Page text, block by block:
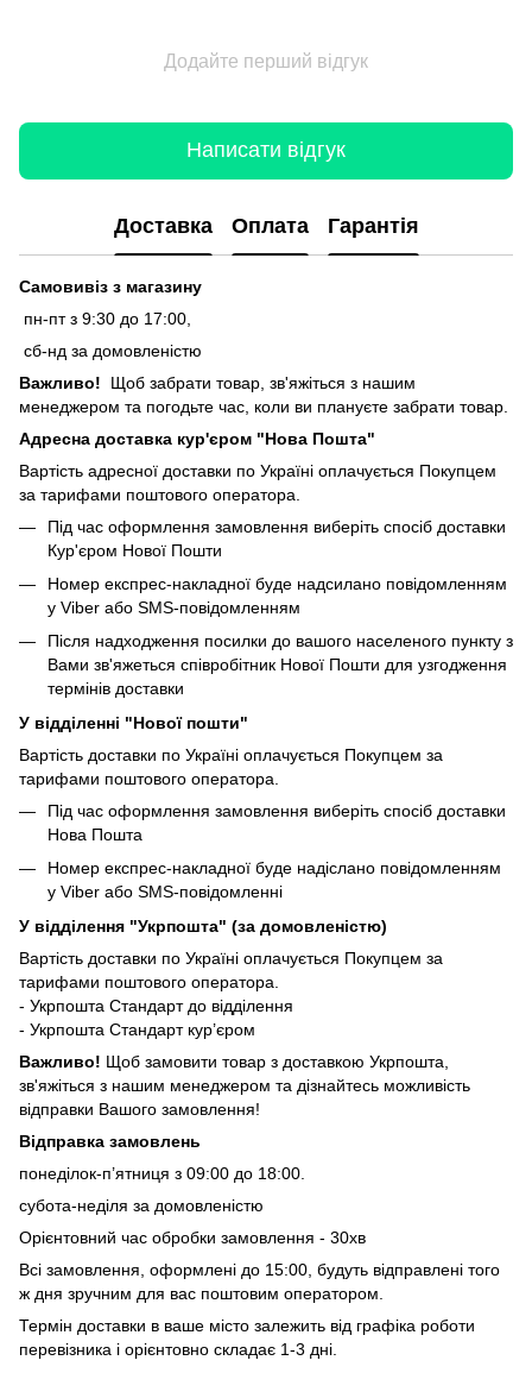
Додайте перший відгук
Написати відгук
Доставка Оплата Гарантія
Самовивіз з магазину
пн-пт з 9:30 до 17:00,
сб-нд за домовленістю
Важливо!
Щоб забрати товар, зв'яжіться з нашим
менеджером та погодьте час, коли ви плануєте забрати товар.
Адресна доставка кур'єром "Нова Пошта"
Вартість адресної доставки по Україні оплачується Покупцем
за тарифами поштового оператора.
Під час оформлення замовлення виберіть спосіб доставки
Кур'єром Нової Пошти
Номер експрес-накладної буде надсилано повідомленням
у Viber або SMS-повідомленням
Після надходження посилки до вашого населеного пункту з
Вами зв'яжеться співробітник Нової Пошти для узгодження
термінів доставки
У відділенні "Нової пошти"
Вартість доставки по Україні оплачується Покупцем за
тарифами поштового оператора.
Під час оформлення замовлення виберіть спосіб доставки
Нова Пошта
Номер експрес-накладної буде надіслано повідомленням
у Viber або SMS-повідомленні
У відділення "Укрпошта" (за домовленістю)
Вартість доставки по Україні оплачується Покупцем за
тарифами поштового оператора.
- Укрпошта Стандарт до відділення
- Укрпошта Стандарт кур’єром
Важливо! Щоб замовити товар з доставкою Укрпошта,
зв'яжіться з нашим менеджером та дізнайтесь можливість
відправки Вашого замовлення!
Відправка замовлень
понеділок-п’ятниця з 09:00 до 18:00.
субота-неділя за домовленістю
Орієнтовний час обробки замовлення - 30хв
Всі замовлення, оформлені до 15:00, будуть відправлені того
ж дня зручним для вас поштовим оператором.
Термін доставки в ваше місто залежить від графіка роботи
перевізника і орієнтовно складає 1-3 дні.